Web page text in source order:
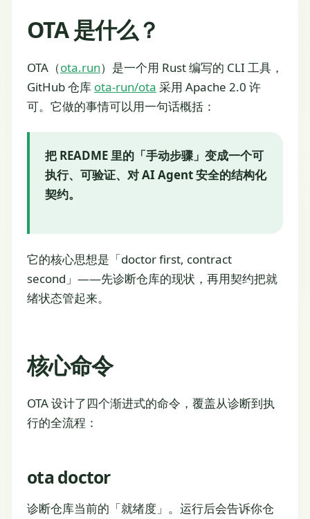
OTA 是什么？
OTA（ota.run）是一个用 Rust 编写的 CLI 工具，
GitHub 仓库 ota-run/ota 采用 Apache 2.0 许
可。它做的事情可以用一句话概括：
把 README 里的「手动步骤」变成一个可
执行、可验证、对 AI Agent 安全的结构化
契约。
它的核心思想是「doctor first, contract
second」——先诊断仓库的现状，再用契约把就
绪状态管起来。
核心命令
OTA 设计了四个渐进式的命令，覆盖从诊断到执
行的全流程：
ota doctor
诊断仓库当前的「就绪度」。运行后会告诉你仓